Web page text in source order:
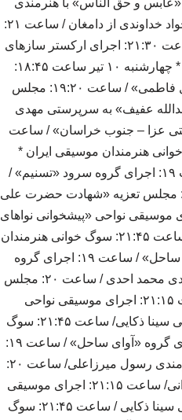
/ ساعت ۱۹:۲۰: مجلس پرده خوانی «عابس و حق الناس» با هنرمندی
ابوالفضل ورمزیار/ ساعت ۲۰: مجلس تعزیه «شهادت امام حسین (ع) » به سرپرستی جواد خداوندی از دامغان / ساعت ۲۱:
شعرخوانی/ ساعت ۲۱:۱۵: اجرای موسیقی نواحی «اوخشانما – آذربایجان شرقی» / ساعت ۲۱:۳۰: اجرای ارکستر سازهای
بادی به سرپرستی سینا ذکایی/ ساعت ۲۱:۴۵: سوگ خوانی هنرمندان موسیقی ایران. * چهارشنبه ۱۰ تیر ساعت ۱۸:۴۵:
مراسم سنج و دمام نوازی گروه «آوای ساحل» / ساعت ۱۹: اجرای گروه سرود «نسل فاطمی» / ساعت ۱۹:۲۰: مجلس
دریایی / ساعت ۲۰: مجلس تعزیه «عبدالله عفیف» به سرپرستی مهدی
موسیقی نواحی «چهاربیتی عزا – جنوب خراسان» / ساعت
بادی به سرپرستی سینا ذکایی/ ساعت ۲۱:۴۵: سوگ خوانی هنرمندان موسیقی ایران *
پنجشنبه ۱۱ تیر ساعت ۱۸:۴۵: مراسم سنج و دمام نوازی گروه «آوای ساحل» / ساعت ۱۹: اجرای گروه سرود «تسنیم» /
ساعت ۱۹:۲۰: مجلس پرده خوانی «فضل و فتاح» با هنرمندی محمد احمدی/ ساعت ۲۰ : مجلس تعزیه «شهادت حضرت علی
علی صابر از کردان/ ساعت ۲۱: شعرخوانی/ ساعت ۲۱:۱۵: اجرای موسیقی نواحی «پیشخوانی نواهای
قاجار – قزوین»/ساعت ۲۱:۳۰: اجرای ارکسترسازهای بادی به سرپرستی سینا ذکایی/ ساعت ۲۱:۴۵: سوگ خوانی هنرمندان
موسیقی ایران. * جمعه ۱۲ تیر ساعت ۱۸:۴۵: مراسم سنج و دمام نوازی گروه «آوای ساحل» / ساعت ۱۹: اجرای گروه
سرود «نسل سلیمانی» / ساعت ۱۹:۲۰: مجلس پرده خوانی «مارد ابن صدیف» با هنرمندی محمد احدی / ساعت ۲۰: مجلس
تعزیه «بازارشام» به سرپرستی علی صابر از کردان/ ساعت ۲۱: شعرخوانی/ ساعت ۲۱:۱۵: اجرای موسیقی نواحی
«عزاداری شاهسون – ساوه» / ساعت ۲۱:۳۰: اجرای ارکسترسازهای بادی به سرپرستی سینا ذکایی/ ساعت ۲۱:۴۵: سوگ
خوانی هنرمندان موسیقی ایران. * شنبه ۱۳ تیر ساعت ۱۸:۴۵: مراسم سنج و دمام نوازی گروه «آوای ساحل» / ساعت ۱۹:
اجرای گروه سرود «ری نوا» / ساعت ۱۹:۲۰: مجلس پرده خوانی «خروج مختار» با هنرمندی رسول میرزاعلی/ ساعت ۲۰:
مجلس تعزیه «وهب نصرانی» به سرپرستی احمدعزیزی از تهران / ساعت ۲۱: شعرخوانی/ ساعت ۲۱:۱۵: اجرای موسیقی
نواحی «قوالی – افغانستان» / ساعت ۲۱:۳۰: اجرای ارکسترسازهای بادی به سرپرستی سینا ذکایی / ساعت ۲۱:۴۵: سوگ